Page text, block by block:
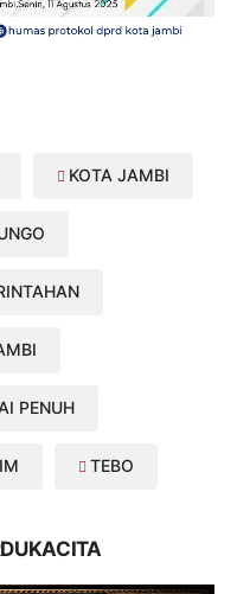
KOTA JAMBI
PENUH
TEBO